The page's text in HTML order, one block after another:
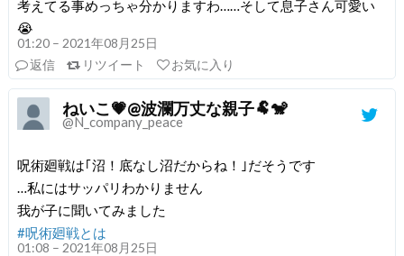
考えてる事めっちゃ分かりますわ……そして息子さん可愛い
😭
01:20 – 2021年08月25日
返信
リツイート お気に入り
ねいこ💗@波瀾万丈な親子🐏🐒
@N_company_peace
呪術廻戦は｢沼！底なし沼だからね！｣だそうです
…私にはサッパリわかりません
我が子に聞いてみました
#呪術廻戦とは
01:08 – 2021年08月25日